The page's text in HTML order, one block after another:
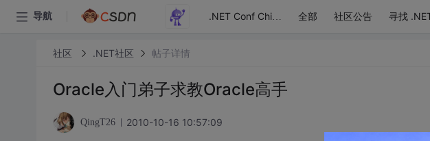
导航 .NET Conf China 全部 社区公告
社区 .NET社区 帖子详情
Oracle入门弟子求教Oracle高手
QingT26 2010-10-16 10:57:09